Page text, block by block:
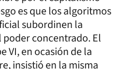
es que los algoritmos
subordinen la
concentrado. El
VI, en ocasión de la
insistió en la misma